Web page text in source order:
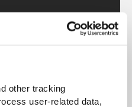
other tracking
user-related data,
laatu
toimintasi